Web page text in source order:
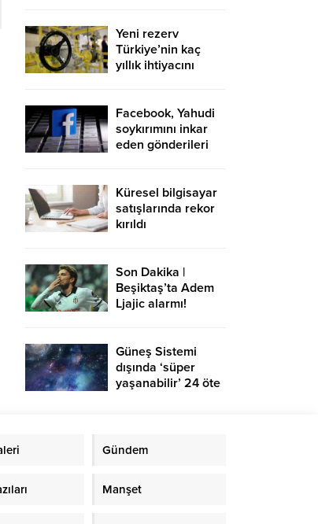
Yeni rezerv
Türkiye’nin kaç
yıllık ihtiyacını
Facebook, Yahudi
soykırımını inkar
eden gönderileri
Küresel bilgisayar
satışlarında rekor
kırıldı
Son Dakika |
Beşiktaş’ta Adem
Ljajic alarmı!
Güneş Sistemi
dışında ‘süper
yaşanabilir’ 24 öte
Gündem
Manşet